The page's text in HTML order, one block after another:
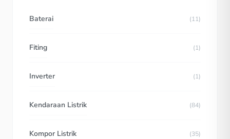
Baterai (11)
Fiting (1)
Inverter (1)
Kendaraan Listrik (84)
Kompor Listrik (35)